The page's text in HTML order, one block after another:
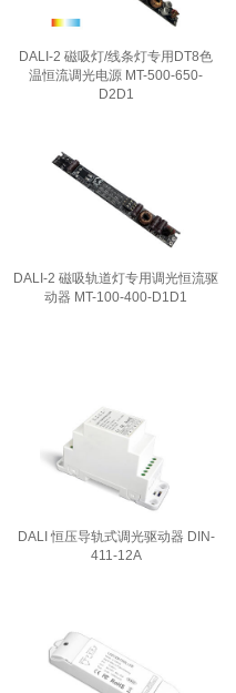
DALI-2 磁吸灯/线条灯专用DT8色
温恒流调光电源 MT-500-650-
D2D1
DALI-2 磁吸轨道灯专用调光恒流驱
动器 MT-100-400-D1D1
DALI 恒压导轨式调光驱动器 DIN-
411-12A